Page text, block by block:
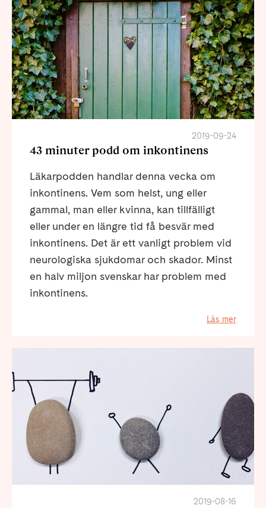
2019-09-24
43 minuter podd om inkontinens
Läkarpodden handlar denna vecka om
inkontinens. Vem som helst, ung eller
gammal, man eller kvinna, kan tillfälligt
eller under en längre tid få besvär med
inkontinens. Det är ett vanligt problem vid
neurologiska sjukdomar och skador. Minst
en halv miljon svenskar har problem med
inkontinens.
Läs mer
2019-08-16